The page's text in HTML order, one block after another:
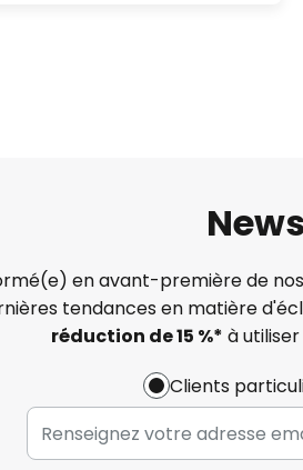
en avant-première de
tendances en matière
réduction de 15 %* à
Clients